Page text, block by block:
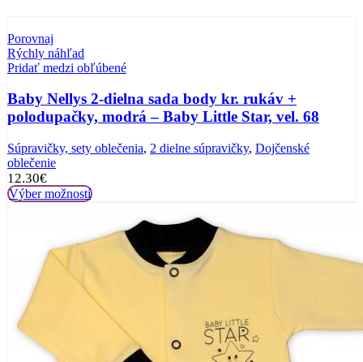
Porovnaj
Rýchly náhľad
Pridať medzi obľúbené
Baby Nellys 2-dielna sada body kr. rukáv +
polodupačky, modrá – Baby Little Star, vel. 68
Súpravičky, sety oblečenia, 2 dielne súpravičky, Dojčenské
oblečenie
12.30€
Výber možností